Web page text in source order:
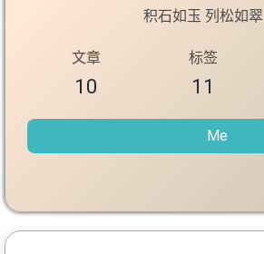
积石如玉 列松如翠
文章
10
标签
11
Me